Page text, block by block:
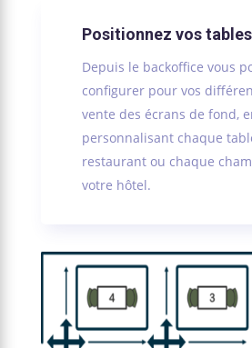
Positionnez vos tables
Depuis le backoffice vous
configurer pour vos
vente des écrans de fond,
personnalisant chaque
restaurant ou chaque
votre hôtel.